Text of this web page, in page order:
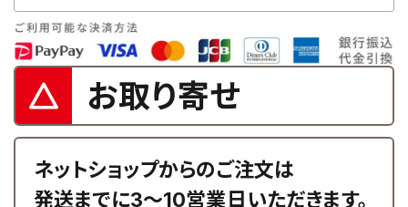
お取り寄せ
ネットショップからのご注文は
発送までに3～10営業日いただきます。